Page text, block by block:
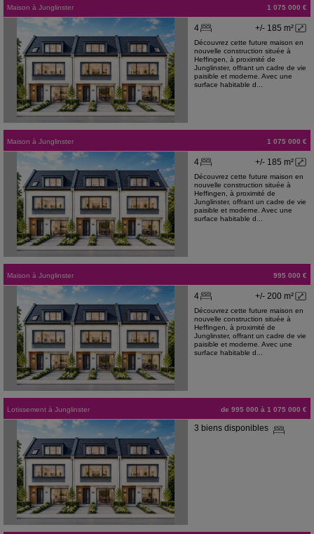
Maison à Junglinster 1 075 000 €
+/- 185 m²
4
Découvrez cette future maison en
nouvelle construction située à
Heffingen, à proximité de
Junglinster, offrant un cadre de vie
paisible et moderne. Avec une
surface habitable d...
Maison à Junglinster 1 075 000 €
+/- 185 m²
4
Découvrez cette future maison en
nouvelle construction située à
Heffingen, à proximité de
Junglinster, offrant un cadre de vie
paisible et moderne. Avec une
surface habitable d...
Maison à Junglinster 995 000 €
+/- 200 m²
4
Découvrez cette future maison en
nouvelle construction située à
Heffingen, à proximité de
Junglinster, offrant un cadre de vie
paisible et moderne. Avec une
surface habitable d...
Lotissement à Junglinster de 995 000 à 1 075 000 €
3 biens disponibles